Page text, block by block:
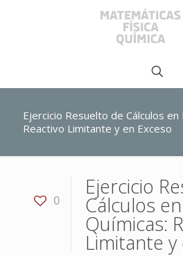
Ejercicio Resuelto de Cálculos en
Reactivo Limitante y en Exceso
0
Ejercicio
Cálculos
Químicas:
Limitante y